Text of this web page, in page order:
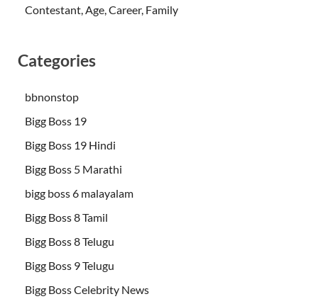
Contestant, Age, Career, Family
Categories
bbnonstop
Bigg Boss 19
Bigg Boss 19 Hindi
Bigg Boss 5 Marathi
bigg boss 6 malayalam
Bigg Boss 8 Tamil
Bigg Boss 8 Telugu
Bigg Boss 9 Telugu
Bigg Boss Celebrity News